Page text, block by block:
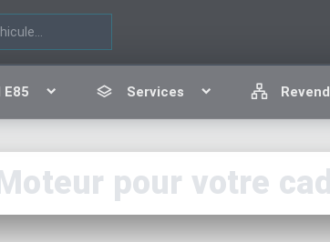
Services
pour votre